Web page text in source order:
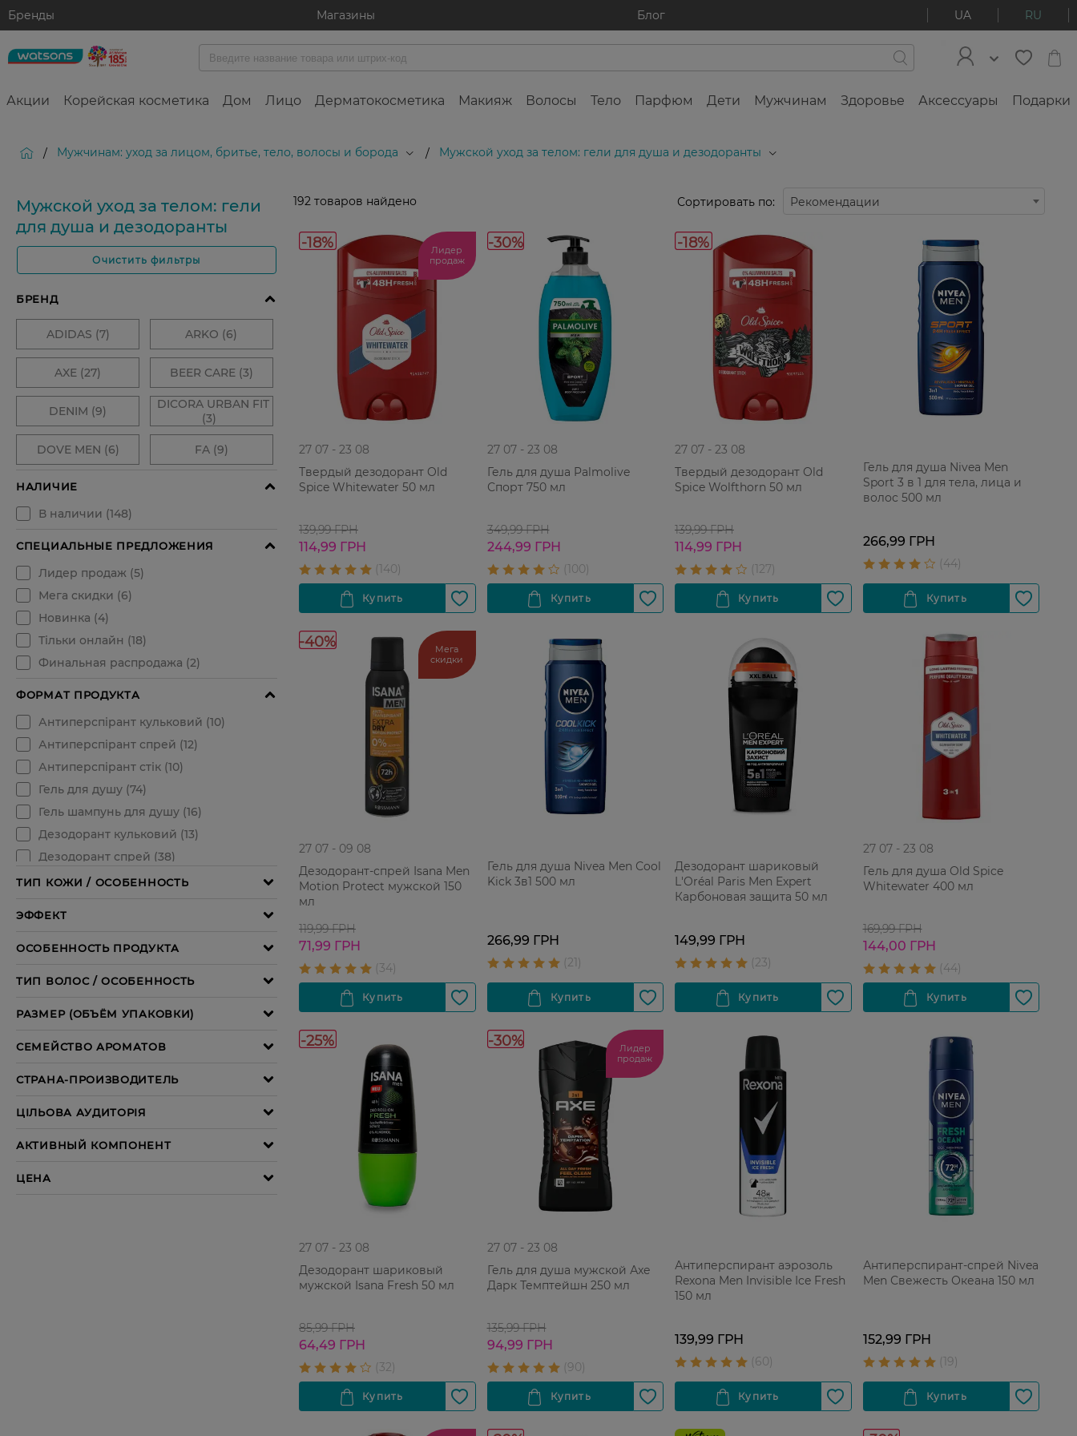
Бренды Магазины Блог UA RU
Акции Корейская косметика Дом Лицо Дерматокосметика Макияж Волосы Тело Парфюм Дети Мужчинам Здоровье Аксессуары Подарки
/ Мужчинам: уход за лицом, бритье, тело, волосы и борода / Мужской уход за телом: гели для душа и дезодоранты
Мужской уход за телом: гели
для душа и дезодоранты
Очистить фильтры
192 товаров найдено Сортировать по: Рекомендации
-18%
Лидер
продаж
27 07 - 23 08
Твердый дезодорант Old
Spice Whitewater 50 мл
139,99 ГРН
114,99 ГРН
-30%
27 07 - 23 08
Гель для душа Palmolive
Спорт 750 мл
349,99 ГРН
244,99 ГРН
-18%
27 07 - 23 08
Твердый дезодорант Old
Spice Wolfthorn 50 мл
139,99 ГРН
114,99 ГРН
Гель для душа Nivea Men
Sport 3 в 1 для тела, лица и
волос 500 мл
266,99 ГРН
-40%
Мега
скидки
27 07 - 09 08
Дезодорант-спрей Isana Men
Motion Protect мужской 150
мл
119,99 ГРН
71,99 ГРН
Гель для душа Nivea Men Сool
Kick 3в1 500 мл
266,99 ГРН
Дезодорант шариковый
L'Oréal Paris Men Expert
Карбоновая защита 50 мл
149,99 ГРН
27 07 - 23 08
Гель для душа Old Spice
Whitewater 400 мл
169,99 ГРН
144,00 ГРН
-25%
27 07 - 23 08
Дезодорант шариковый
мужской Isana Fresh 50 мл
85,99 ГРН
64,49 ГРН
-30%
Лидер
продаж
27 07 - 23 08
Гель для душа мужской Аxe
Дарк Темптейшн 250 мл
135,99 ГРН
94,99 ГРН
Антиперспирант аэрозоль
Rexona Men Invisible Ice Fresh
150 мл
139,99 ГРН
Антиперспирант-спрей Nivea
Men Свежесть Океана 150 мл
152,99 ГРН